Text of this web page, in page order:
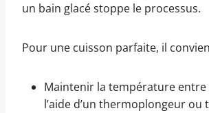
un bain glacé stoppe le processus.
Pour une cuisson parfaite, il
Maintenir la température entre
l’aide d’un thermoplongeur